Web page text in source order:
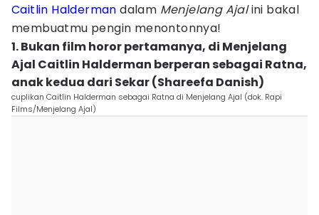
Caitlin Halderman dalam Menjelang Ajalini bakal
membuatmu pengin menontonnya!
1. Bukan film horor pertamanya, di Menjelang
Ajal Caitlin Halderman berperan sebagai Ratna,
anak kedua dari Sekar (Shareefa Danish)
cuplikan Caitlin Halderman sebagai Ratna di Menjelang Ajal (dok. Rapi
Films/Menjelang Ajal)